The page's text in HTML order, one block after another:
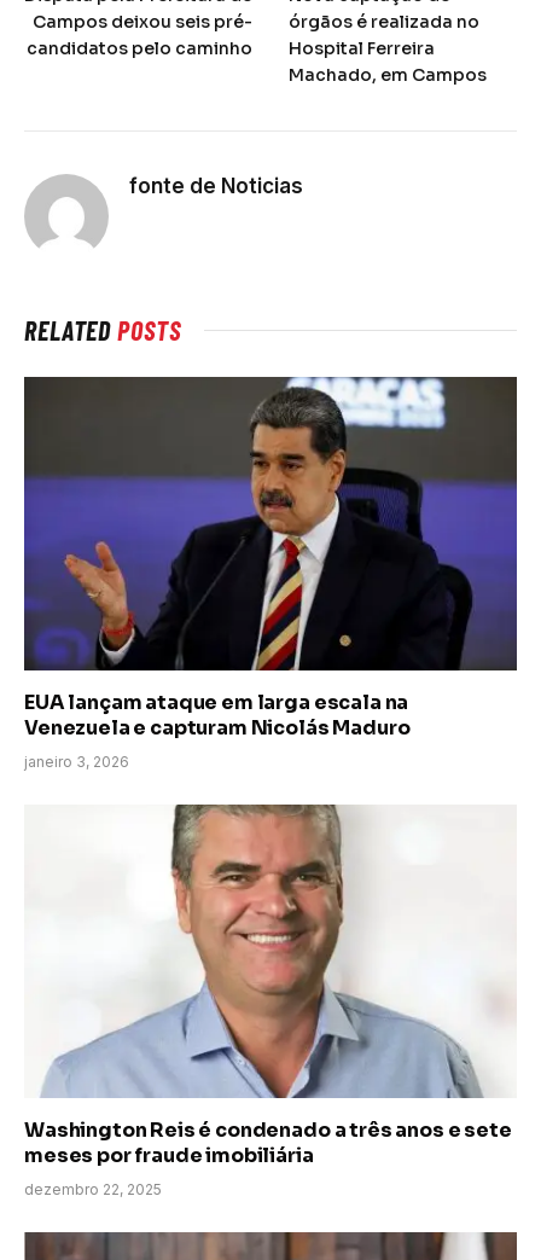
Campos deixou seis pré-
candidatos pelo caminho
órgãos é realizada no
Hospital Ferreira
Machado, em Campos
fonte de Noticias
RELATEDPOSTS
EUA lançam ataque em larga escala na
Venezuela e capturam Nicolás Maduro
janeiro 3, 2026
Washington Reis é condenado a três anos e sete
meses por fraude imobiliária
dezembro 22, 2025